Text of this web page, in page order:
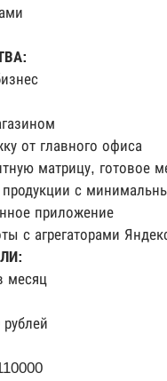
от главного офиса
матрицу, готовое
с
приложение
с агрегаторами
месяц